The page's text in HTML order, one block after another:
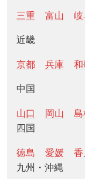
三重 富山 岐
近畿
京都 兵庫 和
中国
山口 岡山 島
四国
徳島 愛媛 香
九州・沖縄